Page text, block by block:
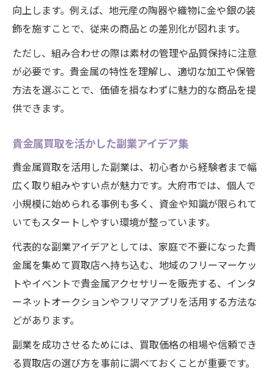
向上します。例えば、地元産の陶器や織物に金や銀の装
飾を施すことで、従来の商品との差別化が図れます。
ただし、組み合わせの際は素材の管理や品質保持に注意
が必要です。貴金属の特性を理解し、適切な加工や保管
方法を選ぶことで、価値を損なわずに魅力的な商品を提
供できます。
貴金属買取を活かした副業アイデア集
貴金属買取を活用した副業は、初心者から経験者まで幅
広く取り組みやすい点が魅力です。大府市では、個人で
小規模に始められる事例も多く、資金や知識が限られて
いてもスタートしやすい環境が整っています。
代表的な副業アイデアとしては、家庭で不要になった貴
金属を集めて買取店へ持ち込む、地域のフリーマーケッ
トやイベントで貴金属アクセサリーを販売する、インタ
ーネットオークションやフリマアプリを活用する方法な
どがあります。
副業を成功させるためには、買取価格の相場や信頼でき
る買取店の選び方を事前に調べておくことが重要です。